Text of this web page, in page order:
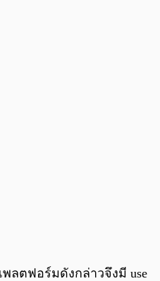
ลตฟอร์มดังกล่าวจึงมี use